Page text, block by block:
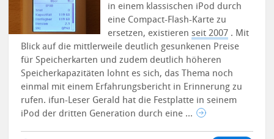
in einem klassischen iPod durch
eine Compact-Flash-Karte zu
ersetzen, existierenseit 2007 . Mit
Blick auf die mittlerweile deutlich gesunkenen Preise
für Speicherkarten und zudem deutlich höheren
Speicherkapazitäten lohnt es sich, das Thema noch
einmal mit einem Erfahrungsbericht in Erinnerung zu
rufen. ifun-Leser Gerald hat die Festplatte in seinem
iPod der dritten Generation durch eine ...